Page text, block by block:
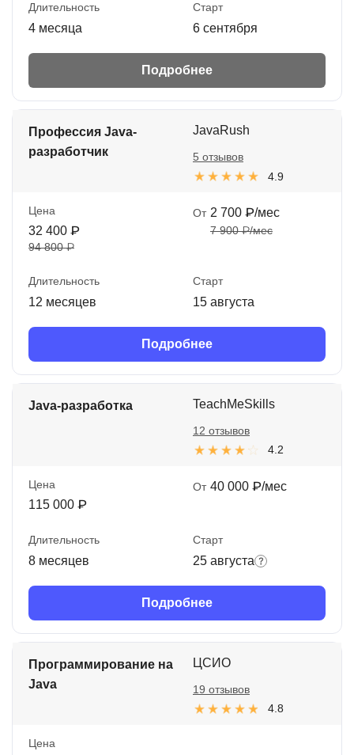
Длительность
4 месяца
Старт
6 сентября
Подробнее
Профессия Java-
разработчик
JavaRush
4.9
5 отзывов
Цена
32 400 ₽
94 800 ₽
От 2 700 ₽/мес
7 900 ₽/мес
Длительность
12 месяцев
Старт
15 августа
Подробнее
Java-разработка TeachMeSkills
4.2
12 отзывов
Цена
115 000 ₽
От 40 000 ₽/мес
Длительность
8 месяцев
Старт
25 августа
Подробнее
Программирование на
Java
ЦСИО
4.8
19 отзывов
Цена